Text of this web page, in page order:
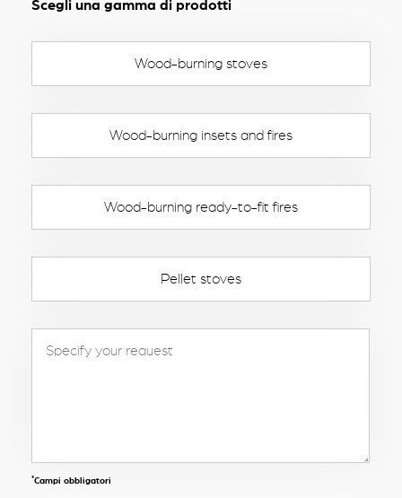
Scegli una gamma di prodotti
Wood-burning stoves
Wood-burning insets and fires
Wood-burning ready-to-fit fires
Pellet stoves
*Campi obbligatori